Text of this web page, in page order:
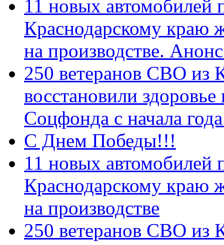
11 новых автомобилей
Краснодарскому краю
на производстве.
250 ветеранов СВО из
восстановили
Соцфонда с начала
С Днем Победы!!!
11 новых автомобилей
Краснодарскому краю
на производстве
250 ветеранов СВО из